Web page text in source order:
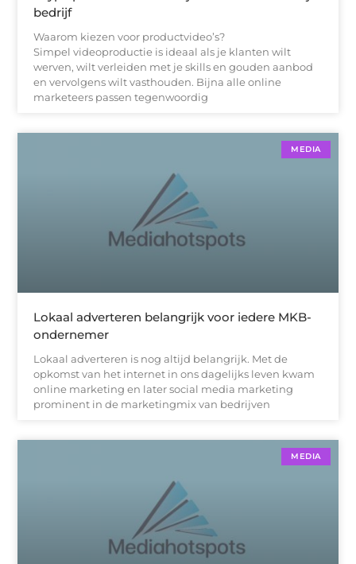
bedrijf
Waarom kiezen voor productvideo’s?
Simpel videoproductie is ideaal als je klanten wilt
werven, wilt verleiden met je skills en gouden aanbod
en vervolgens wilt vasthouden. Bijna alle online
marketeers passen tegenwoordig
MEDIA
Lokaal adverteren belangrijk voor iedere MKB-
ondernemer
Lokaal adverteren is nog altijd belangrijk. Met de
opkomst van het internet in ons dagelijks leven kwam
online marketing en later social media marketing
prominent in de marketingmix van bedrijven
MEDIA